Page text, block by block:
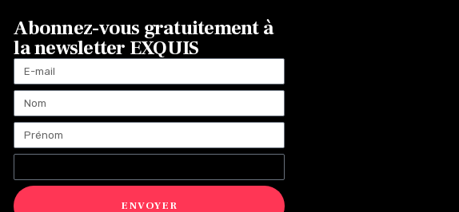
Abonnez-vous gratuitement à
la newsletter EXQUIS
ENVOYER